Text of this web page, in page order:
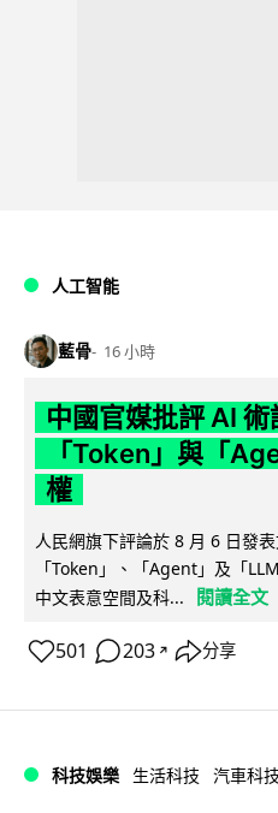
人工智能
藍骨 16 小時
中國官媒批評 AI
「Token」與「
權
人民網旗下評論於 8 月 6 日發
「Token」、「Agent」及「
中文表意空間及科...
閱讀全文
501 203 ↗ 分享
科技娛樂 生活科技 汽車科技